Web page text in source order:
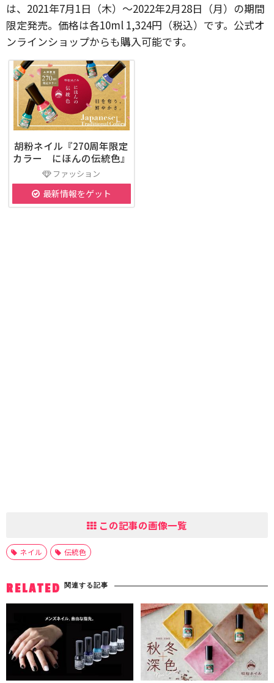
は、2021年7月1日（木）～2022年2月28日（月）の期間
限定発売。価格は各10ml 1,324円（税込）です。公式オ
ンラインショップからも購入可能です。
胡粉ネイル『270周年限定
カラー にほんの伝統色』
ファッション
最新情報をゲット
この記事の画像一覧
ネイル 伝統色
RELATED 関連する記事